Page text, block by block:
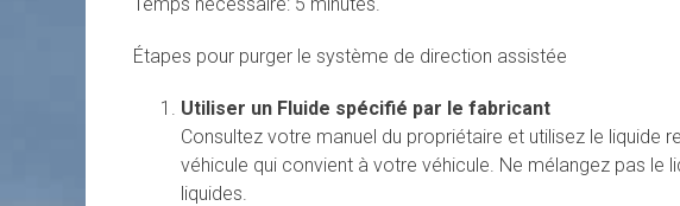
Étapes pour purger le système de direction assistée
Utiliser un Fluide spécifié par le fabricant
Consultez votre manuel du propriétaire et utilisez le liquide
véhicule qui convient à votre véhicule. Ne mélangez pas le
liquides.